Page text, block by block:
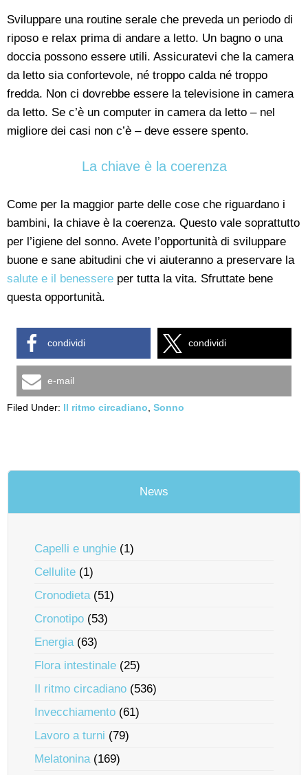
Sviluppare una routine serale che preveda un periodo di
riposo e relax prima di andare a letto. Un bagno o una
doccia possono essere utili. Assicuratevi che la camera
da letto sia confortevole, né troppo calda né troppo
fredda. Non ci dovrebbe essere la televisione in camera
da letto. Se c’è un computer in camera da letto – nel
migliore dei casi non c’è – deve essere spento.
La chiave è la coerenza
Come per la maggior parte delle cose che riguardano i
bambini, la chiave è la coerenza. Questo vale soprattutto
per l’igiene del sonno. Avete l’opportunità di sviluppare
buone e sane abitudini che vi aiuteranno a preservare la
salute e il benessere per tutta la vita. Sfruttate bene
questa opportunità.
condividi condividi
e-mail
Filed Under: Il ritmo circadiano Sonno
News
Capelli e unghie (1)
Cellulite (1)
Cronodieta(51)
Cronotipo (53)
Energia(63)
Flora intestinale (25)
Il ritmo circadiano (536)
Invecchiamento (61)
Lavoro a turni (79)
Melatonina(169)